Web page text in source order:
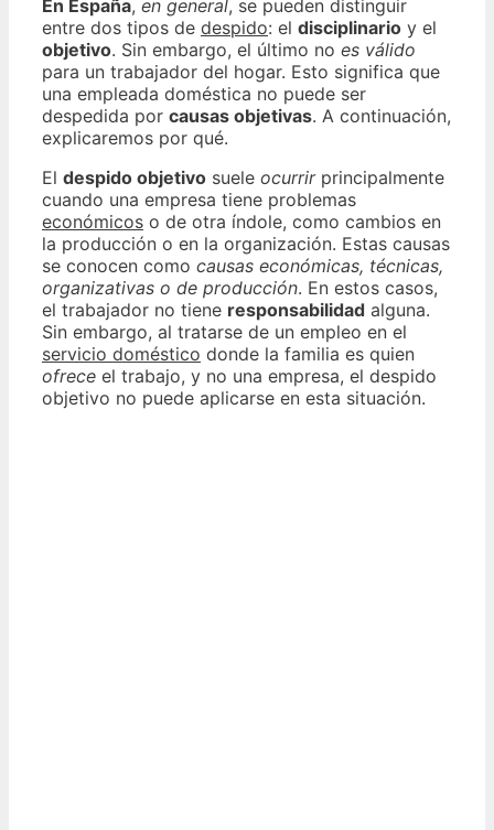
En España, en general, se pueden distinguir
entre dos tipos de despido: el disciplinario y el
objetivo. Sin embargo, el último no es válido
para un trabajador del hogar. Esto significa que
una empleada doméstica no puede ser
despedida por causas objetivas. A continuación,
explicaremos por qué.
El despido objetivo suele ocurrirprincipalmente
cuando una empresa tiene problemas
económicos o de otra índole, como cambios en
la producción o en la organización. Estas causas
se conocen como causas económicas, técnicas,
organizativas o de producción. En estos casos,
el trabajador no tiene responsabilidad alguna.
Sin embargo, al tratarse de un empleo en el
servicio doméstico donde la familia es quien
ofrece el trabajo, y no una empresa, el despido
objetivo no puede aplicarse en esta situación.